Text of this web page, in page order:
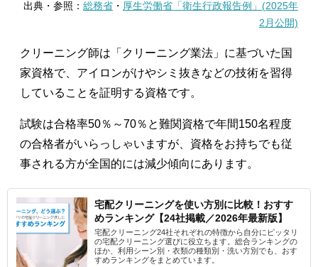
出典・参照： 総務省 ・ 厚生労働省「衛生行政報告例」(2025年
2月公開)
クリーニング師は「クリーニング業法」に基づいた国
家資格で、アイロンがけやシミ抜きなどの技術を習得
していることを証明する資格です。
試験は合格率50％～70％と難関資格で年間150名程度
の合格者がいらっしゃいますが、資格をお持ちでも従
事される方が全国的には減少傾向にあります。
宅配クリーニングを使い方別に比較！おすす
めランキング【24社掲載／2026年最新版】
宅配クリーニング24社それぞれの特徴から自分にピッタリ
の宅配クリーニング選びに役立ちます。総合ランキングの
ほか、利用シーン別・衣類の種類別・洗い方別でも、おす
すめランキングをまとめています。